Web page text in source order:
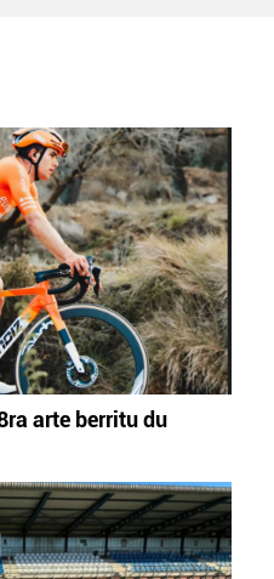
esperientzia eta
gero, teknologia hori
ematen diguzu.Gehiago
arte berritu du